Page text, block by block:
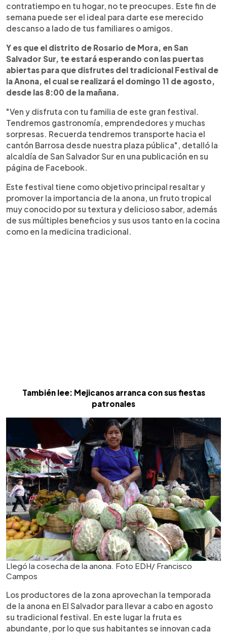
contratiempo en tu hogar, no te preocupes. Este fin de
semana puede ser el ideal para darte ese merecido
descanso a lado de tus familiares o amigos.
Y es que el distrito de Rosario de Mora, en San
Salvador Sur, te estará esperando con las puertas
abiertas para que disfrutes del tradicional Festival de
la Anona, el cual se realizará el domingo 11 de agosto,
desde las 8:00 de la mañana.
"Ven y disfruta con tu familia de este gran festival.
Tendremos gastronomía, emprendedores y muchas
sorpresas. Recuerda tendremos transporte hacia el
cantón Barrosa desde nuestra plaza pública", detalló la
alcaldía de San Salvador Sur en una publicación en su
página de Facebook.
Este festival tiene como objetivo principal resaltar y
promover la importancia de la anona, un fruto tropical
muy conocido por su textura y delicioso sabor, además
de sus múltiples beneficios y sus usos tanto en la cocina
como en la medicina tradicional.
También lee: Mejicanos arranca con sus fiestas
patronales
Llegó la cosecha de la anona. Foto EDH/ Francisco
Campos
Los productores de la zona aprovechan la temporada
de la anona en El Salvador para llevar a cabo en agosto
su tradicional festival. En este lugar la fruta es
abundante, por lo que sus habitantes se innovan cada